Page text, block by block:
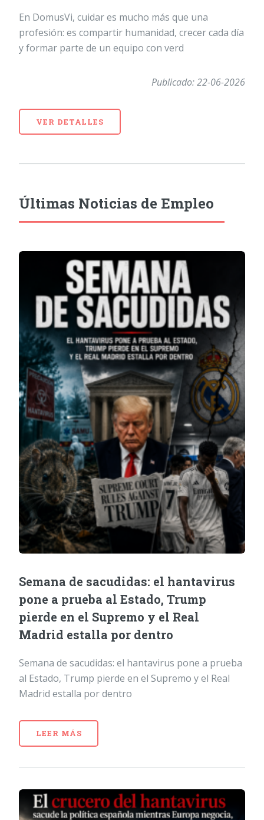
En DomusVi, cuidar es mucho más que una
profesión: es compartir humanidad, crecer cada día
y formar parte de un equipo con verd
Publicado: 22-06-2026
VER DETALLES
Últimas Noticias de Empleo
Semana de sacudidas: el hantavirus
pone a prueba al Estado, Trump
pierde en el Supremo y el Real
Madrid estalla por dentro
Semana de sacudidas: el hantavirus pone a prueba
al Estado, Trump pierde en el Supremo y el Real
Madrid estalla por dentro
LEER MÁS